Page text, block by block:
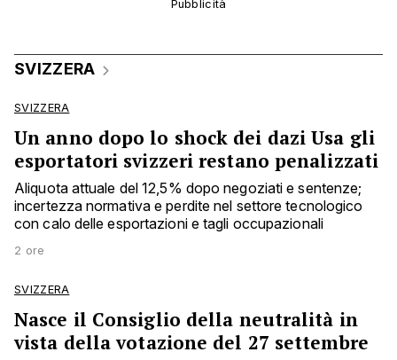
SVIZZERA
SVIZZERA
Un anno dopo lo shock dei dazi Usa gli
esportatori svizzeri restano penalizzati
Aliquota attuale del 12,5% dopo negoziati e sentenze;
incertezza normativa e perdite nel settore tecnologico
con calo delle esportazioni e tagli occupazionali
2 ore
SVIZZERA
Nasce il Consiglio della neutralità in
vista della votazione del 27 settembre